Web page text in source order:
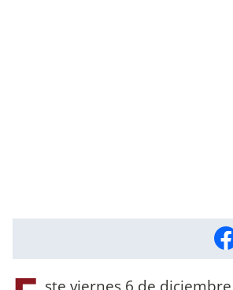
ste viernes 6 de